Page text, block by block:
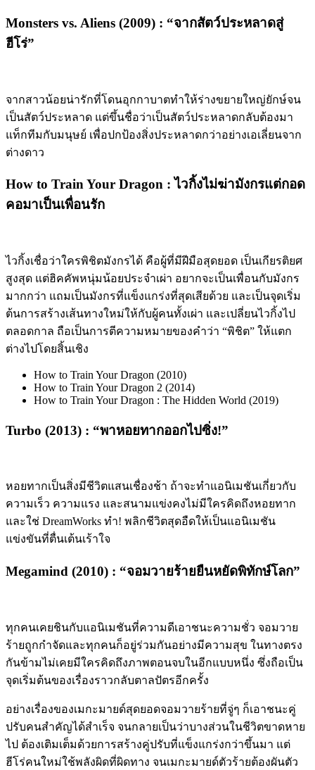
Monsters vs. Aliens (2009) : “จากสัตว์ประหลาดสู่
ฮีโร่”
จากสาวน้อยน่ารักที่โดนอุกกาบาตทำให้ร่างขยายใหญ่ยักษ์จน
เป็นสัตว์ประหลาด แต่ขึ้นชื่อว่าเป็นสัตว์ประหลาดกลับต้องมา
แท็กทีมกับมนุษย์ เพื่อปกป้องสิ่งประหลาดกว่าอย่างเอเลี่ยนจาก
ต่างดาว
How to Train Your Dragon :ไวกิ้งไม่ฆ่ามังกรแต่กอด
คอมาเป็นเพื่อนรัก
ไวกิ้งเชื่อว่าใครพิชิตมังกรได้ คือผู้ที่มีฝีมือสุดยอด เป็นเกียรติยศ
สูงสุด แต่ฮิคคัพหนุ่มน้อยประจำเผ่า อยากจะเป็นเพื่อนกับมังกร
มากกว่า แถมเป็นมังกรที่แข็งแกร่งที่สุดเสียด้วย และเป็นจุดเริ่ม
ต้นการสร้างเส้นทางใหม่ให้กับผู้คนทั้งเผ่า และเปลี่ยนไวกิ้งไป
ตลอดกาล ถือเป็นการตีความหมายของคำว่า “พิชิต” ให้แตก
ต่างไปโดยสิ้นเชิง
How to Train Your Dragon (2010)
How to Train Your Dragon 2 (2014)
How to Train Your Dragon : The Hidden World (2019)
Turbo (2013) : “พาหอยทากออกไปซิ่ง!”
หอยทากเป็นสิ่งมีชีวิตแสนเชื่องช้า ถ้าจะทำแอนิเมชันเกี่ยวกับ
ความเร็ว ความแรง และสนามแข่งคงไม่มีใครคิดถึงหอยทาก
และใช่ DreamWorks ทำ! พลิกชีวิตสุดอืดให้เป็นแอนิเมชัน
แข่งขันที่ตื่นเต้นเร้าใจ
Megamind (2010) : “จอมวายร้ายยืนหยัดพิทักษ์โลก”
ทุกคนเคยชินกับแอนิเมชันที่ความดีเอาชนะความชั่ว จอมวาย
ร้ายถูกกำจัดและทุกคนก็อยู่ร่วมกันอย่างมีความสุข ในทางตรง
กันข้ามไม่เคยมีใครคิดถึงภาพตอนจบในอีกแบบหนึ่ง ซึ่งถือเป็น
จุดเริ่มต้นของเรื่องราวกลับตาลปัตรอีกครั้ง
อย่างเรื่องของเมกะมายด์สุดยอดจอมวายร้ายที่จู่ๆ ก็เอาชนะคู่
ปรับคนสำคัญได้สำเร็จ จนกลายเป็นว่าบางส่วนในชีวิตขาดหาย
ไป ต้องเติมเต็มด้วยการสร้างคู่ปรับที่แข็งแกร่งกว่าขึ้นมา แต่
ฮีโร่คนใหม่ใช้พลังผิดที่ผิดทาง จนเมกะมายด์ตัวร้ายต้องผันตัว